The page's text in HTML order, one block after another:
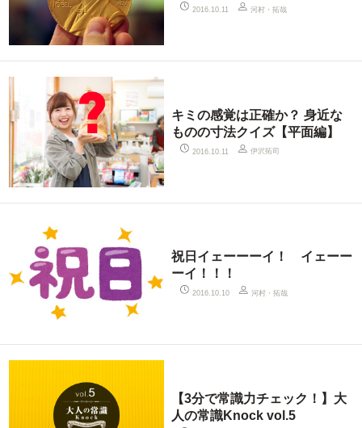
2016.10.11 河村・拓哉
キミの感覚は正確か？ 身近な
ものの寸法クイズ【平面編】
2016.10.11 伊沢拓司
祝日イェーーーイ！ イェーー
ーイ！！！
2016.10.10 河村・拓哉
【3分で常識力チェック！】大
人の常識Knock vol.5